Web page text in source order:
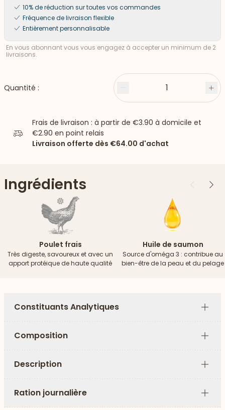
10% de réduction sur toutes vos commandes
Fréquence de livraison flexible
Entièrement personnalisable
En vous abonnant vous vous engagez à accepter un minimum de 2
livraisons.
Quantité : Moins 1
Frais de livraison : à partir de €3.90 à domicile et
€2.90 en point relais
Livraison offerte dès €64.00 d'achat
Ingrédients Précédent
Poulet frais
Très digeste, savoureux et avec un
apport protéique de haute qualité
Huile de saumon
Source d'oméga 3 : contribue au
bien-être de la peau et du pelage
Constituants Analytiques
Plus
Composition
Plus
Description
Plus
Ration journalière
Plus